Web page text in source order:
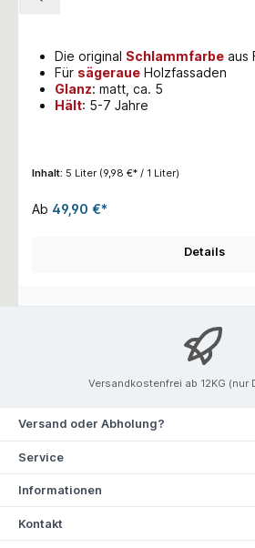
Die original Schlammfarbe aus
Für sägeraue Holzfassaden
Glanz: matt, ca. 5
Hält: 5-7 Jahre
Inhalt: 5 Liter (9,98 €* / 1 Liter)
Ab 49,90 €*
Details
Versandkostenfrei ab 12KG (nur
Versand oder Abholung?
Service
Informationen
Kontakt